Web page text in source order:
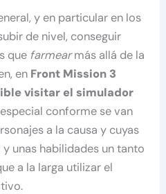
y en particular en los
de nivel, conseguir
que farmearmás allá de la
en Front Mission 3
visitar el simulador
conforme se van
a la causa y cuyas
unas habilidades un tanto
a la larga utilizar el